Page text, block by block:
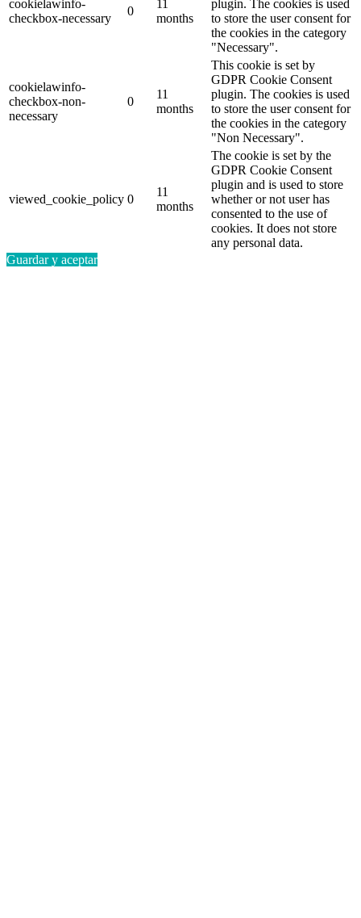
cookielawinfo-
checkbox-necessary
0
11
months
plugin. The cookies is used
to store the user consent for
the cookies in the category
"Necessary".
cookielawinfo-
checkbox-non-
necessary
0
11
months
This cookie is set by
GDPR Cookie Consent
plugin. The cookies is used
to store the user consent for
the cookies in the category
"Non Necessary".
viewed_cookie_policy 0
11
months
The cookie is set by the
GDPR Cookie Consent
plugin and is used to store
whether or not user has
consented to the use of
cookies. It does not store
any personal data.
Guardar y aceptar